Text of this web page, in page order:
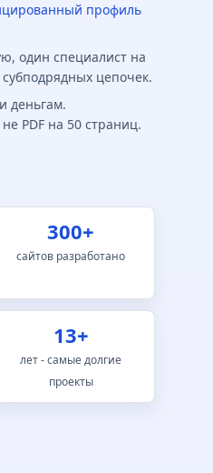
профиль
один специалист на
цепочек.
деньгам.
PDF на 50 страниц.
300+
сайтов разработано
13+
лет - самые долгие
проекты